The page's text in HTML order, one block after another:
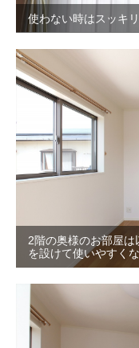
使わない時はスッキ
2階の奥様のお部屋
を設けて使いやすく